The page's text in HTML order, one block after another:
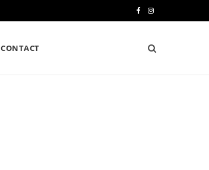
e
I
s
t
CONTACT